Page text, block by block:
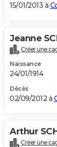
15/01/2013 à
Jeanne
Créer une
Naissance
24/01/1914
Décès
02/09/2012 à
Arthur
Créer une